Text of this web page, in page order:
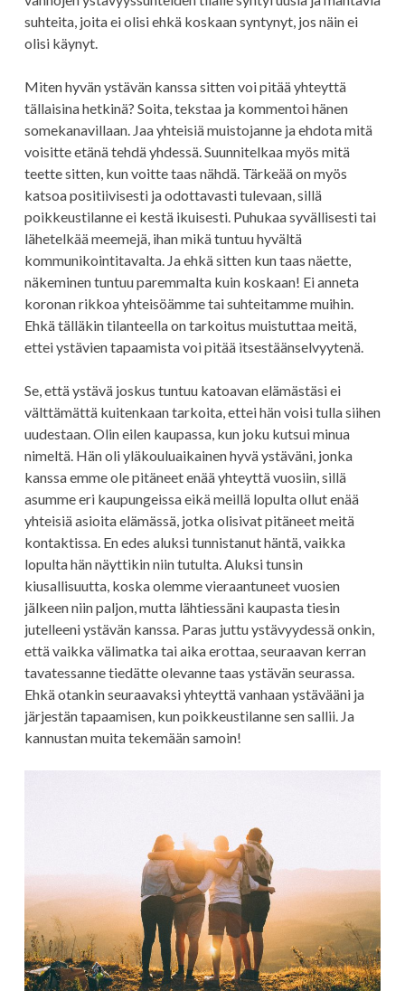
suhteita, joita ei olisi ehkä koskaan syntynyt, jos näin ei
olisi käynyt.
Miten hyvän ystävän kanssa sitten voi pitää yhteyttä
tällaisina hetkinä? Soita, tekstaa ja kommentoi hänen
somekanavillaan. Jaa yhteisiä muistojanne ja ehdota mitä
voisitte etänä tehdä yhdessä. Suunnitelkaa myös mitä
teette sitten, kun voitte taas nähdä. Tärkeää on myös
katsoa positiivisesti ja odottavasti tulevaan, sillä
poikkeustilanne ei kestä ikuisesti. Puhukaa syvällisesti tai
lähetelkää meemejä, ihan mikä tuntuu hyvältä
kommunikointitavalta. Ja ehkä sitten kun taas näette,
näkeminen tuntuu paremmalta kuin koskaan! Ei anneta
koronan rikkoa yhteisöämme tai suhteitamme muihin.
Ehkä tälläkin tilanteella on tarkoitus muistuttaa meitä,
ettei ystävien tapaamista voi pitää itsestäänselvyytenä.
Se, että ystävä joskus tuntuu katoavan elämästäsi ei
välttämättä kuitenkaan tarkoita, ettei hän voisi tulla siihen
uudestaan. Olin eilen kaupassa, kun joku kutsui minua
nimeltä. Hän oli yläkouluaikainen hyvä ystäväni, jonka
kanssa emme ole pitäneet enää yhteyttä vuosiin, sillä
asumme eri kaupungeissa eikä meillä lopulta ollut enää
yhteisiä asioita elämässä, jotka olisivat pitäneet meitä
kontaktissa. En edes aluksi tunnistanut häntä, vaikka
lopulta hän näyttikin niin tutulta. Aluksi tunsin
kiusallisuutta, koska olemme vieraantuneet vuosien
jälkeen niin paljon, mutta lähtiessäni kaupasta tiesin
jutelleeni ystävän kanssa. Paras juttu ystävyydessä onkin,
että vaikka välimatka tai aika erottaa, seuraavan kerran
tavatessanne tiedätte olevanne taas ystävän seurassa.
Ehkä otankin seuraavaksi yhteyttä vanhaan ystävääni ja
järjestän tapaamisen, kun poikkeustilanne sen sallii. Ja
kannustan muita tekemään samoin!